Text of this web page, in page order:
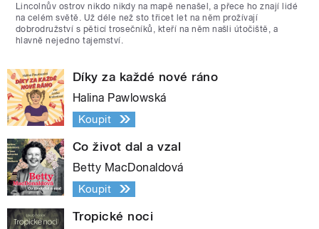
Lincolnův ostrov nikdo nikdy na mapě nenašel, a přece ho znají lidé
na celém světě. Už déle než sto třicet let na něm prožívají
dobrodružství s pěticí trosečníků, kteří na něm našli útočiště, a
hlavně nejedno tajemství.
Díky za každé nové ráno
Halina Pawlowská
Koupit
Co život dal a vzal
Betty MacDonaldová
Koupit
Tropické noci